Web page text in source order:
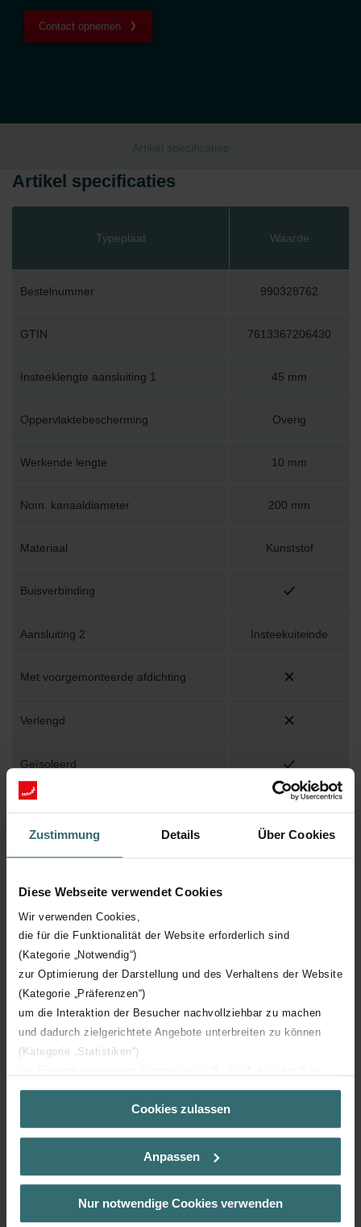
Zustimmung Details Über Cookies
Diese Webseite verwendet Cookies
Wir verwenden Cookies,
die für die Funktionalität der Website erforderlich sind
(Kategorie „Notwendig“)
zur Optimierung der Darstellung und des Verhaltens der Website
(Kategorie „Präferenzen“)
um die Interaktion der Besucher nachvollziehbar zu machen
und dadurch zielgerichtete Angebote unterbreiten zu können
(Kategorie „Statistiken“)
(Kategorie „Marketing“)
Über „Details zeigen“ bzw. die Datenschutzerklärung erhalten
Sie weitere Informationen. Durch die Auswahl der Kategorie
der Auswahl von „Statistiken“ willigen Sie ein, dass wir Ihren
Besuchsverlauf auf unserer Website verwenden, um Ihnen die
bestmögliche Nutzererfahrung zu ermöglichen und Ihnen
Cookies zulassen
Anpassen
Nur notwendige Cookies verwenden
Contact opnemen
Artikel specificaties
Artikel specificaties
Typeplaat Waarde
Bestelnummer 990328762
GTIN 7613367206430
Insteeklengte aansluiting 1 45 mm
Oppervlaktebescherming Overig
Werkende lengte 10 mm
Nom. kanaaldiameter 200 mm
Materiaal Kunststof
Buisverbinding
Aansluiting 2 Insteekuiteinde
Met voorgemonteerde afdichting
Verlengd
Geïsoleerd
Aansluiting 1
Isolatiedikte 12 mm
Hulpstukverbinding
Downloads
loading...